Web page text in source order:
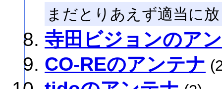
まだとりあえず適当に
寺田ビジョンのア
CO-REのアンテナ